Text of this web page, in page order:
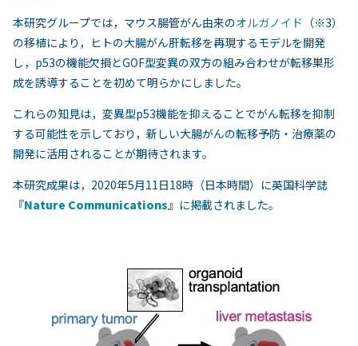
本研究グループでは，マウス腸管がん由来のオルガノイド （※3）
の移植により，ヒトの大腸がん肝転移を再現するモデルを開発
し，p53の機能欠損とGOF型変異の双方の組み合わせが転移巣形
成を誘導することを初めて明らかにしました。
これらの知見は，変異型p53機能を抑えることでがん転移を抑制
する可能性を示しており，新しい大腸がんの転移予防・治療薬の
開発に活用されることが期待されます。
本研究成果は，2020年5月11日18時（日本時間）に英国科学誌
『Nature Communications』に掲載されました。